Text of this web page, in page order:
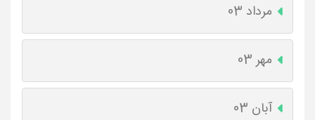
مرداد 03
مهر 03
آبان 03